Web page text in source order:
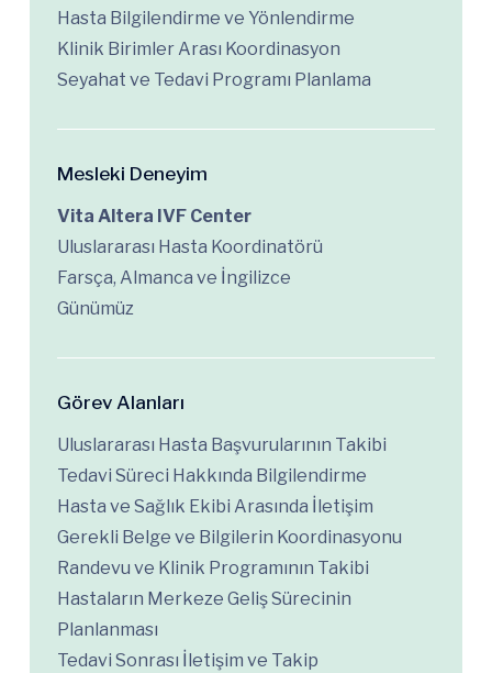
Hasta Bilgilendirme ve Yönlendirme
Klinik Birimler Arası Koordinasyon
Seyahat ve Tedavi Programı Planlama
Mesleki Deneyim
Vita Altera IVF Center
Uluslararası Hasta Koordinatörü
Farsça, Almanca ve İngilizce
Günümüz
Görev Alanları
Uluslararası Hasta Başvurularının Takibi
Tedavi Süreci Hakkında Bilgilendirme
Hasta ve Sağlık Ekibi Arasında İletişim
Gerekli Belge ve Bilgilerin Koordinasyonu
Randevu ve Klinik Programının Takibi
Hastaların Merkeze Geliş Sürecinin
Planlanması
Tedavi Sonrası İletişim ve Takip